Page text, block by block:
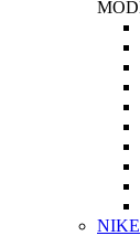
NIKE